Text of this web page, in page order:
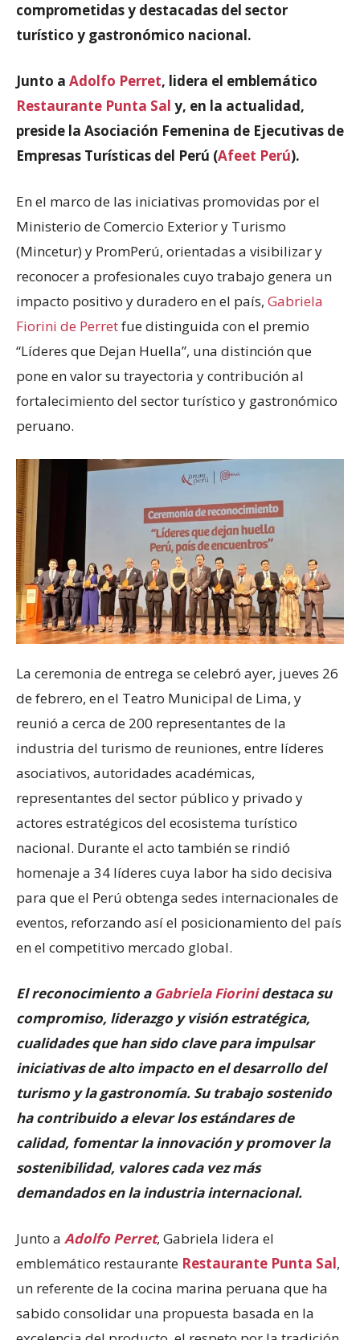
comprometidas y destacadas del sector
turístico y gastronómico nacional.
Junto a Adolfo Perret, lidera el emblemático
Restaurante Punta Sal y, en la actualidad,
preside la Asociación Femenina de Ejecutivas de
Empresas Turísticas del Perú (Afeet Perú).
En el marco de las iniciativas promovidas por el
Ministerio de Comercio Exterior y Turismo
(Mincetur) y PromPerú, orientadas a visibilizar y
reconocer a profesionales cuyo trabajo genera un
impacto positivo y duradero en el país, Gabriela
Fiorini de Perretfue distinguida con el premio
“Líderes que Dejan Huella”, una distinción que
pone en valor su trayectoria y contribución al
fortalecimiento del sector turístico y gastronómico
peruano.
La ceremonia de entrega se celebró ayer, jueves 26
de febrero, en el Teatro Municipal de Lima, y
reunió a cerca de 200 representantes de la
industria del turismo de reuniones, entre líderes
asociativos, autoridades académicas,
representantes del sector público y privado y
actores estratégicos del ecosistema turístico
nacional. Durante el acto también se rindió
homenaje a 34 líderes cuya labor ha sido decisiva
para que el Perú obtenga sedes internacionales de
eventos, reforzando así el posicionamiento del país
en el competitivo mercado global.
El reconocimiento a Gabriela Fiorinidestaca su
compromiso, liderazgo y visión estratégica,
cualidades que han sido clave para impulsar
iniciativas de alto impacto en el desarrollo del
turismo y la gastronomía. Su trabajo sostenido
ha contribuido a elevar los estándares de
calidad, fomentar la innovación y promover la
sostenibilidad, valores cada vez más
demandados en la industria internacional.
Junto a Adolfo Perret, Gabriela lidera el
emblemático restaurante Restaurante Punta Sal,
un referente de la cocina marina peruana que ha
sabido consolidar una propuesta basada en la